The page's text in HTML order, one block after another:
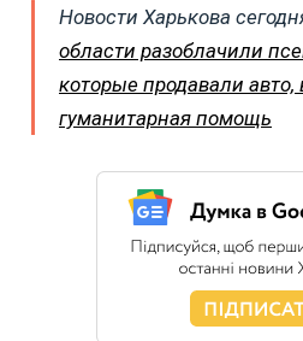
Новости Харькова
области разоблачили
которые продавали
гуманитарная помощь